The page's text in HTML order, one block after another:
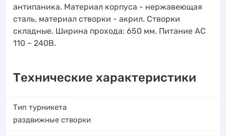
антипаника. Материал корпуса - нержавеющая
сталь, материал створки - акрил. Створки
складные. Ширина прохода: 650 мм. Питание AC
110 ~ 240В.
Технические характеристики
Тип турникета
раздвижные створки